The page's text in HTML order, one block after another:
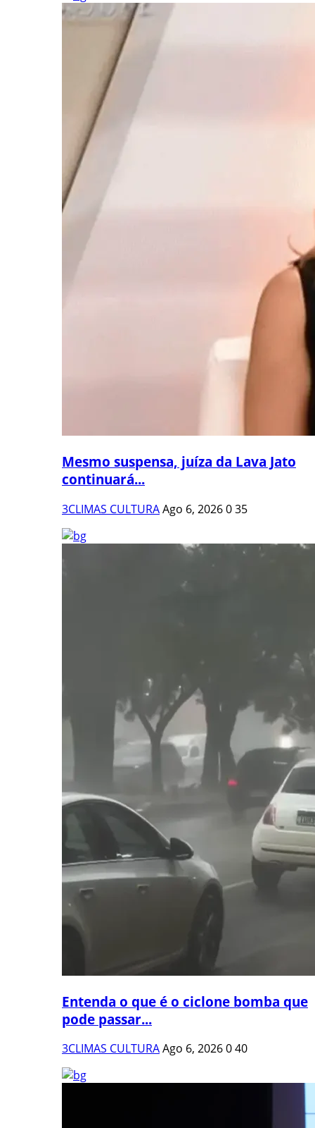
Mesmo suspensa, juíza da Lava Jato
continuará...
3CLIMAS CULTURAAgo 6, 2026035
Entenda o que é o ciclone bomba que
pode passar...
3CLIMAS CULTURAAgo 6, 2026040